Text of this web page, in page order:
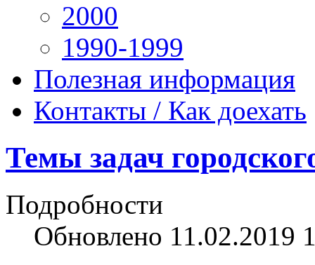
2000
1990-1999
Полезная информация
Контакты / Как доехать
Темы задач
Подробности
Обновлено 11.02.2019